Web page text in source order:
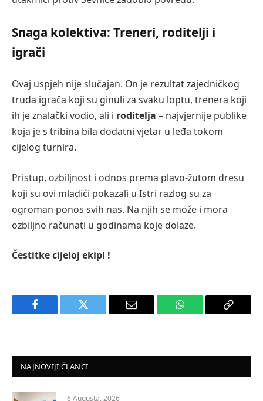
Snaga kolektiva: Treneri, roditelji i
igrači
Ovaj uspjeh nije slučajan. On je rezultat zajedničkog
truda igrača koji su ginuli za svaku loptu, trenera koji
ih je znalački vodio, ali i roditelja – najvjernije publike
koja je s tribina bila dodatni vjetar u leđa tokom
cijelog turnira.
Pristup, ozbiljnost i odnos prema plavo-žutom dresu
koji su ovi mladići pokazali u Istri razlog su za
ogroman ponos svih nas. Na njih se može i mora
ozbiljno računati u godinama koje dolaze.
Čestitke cijeloj ekipi !
Facebook Twitter Email WhatsApp Copy
NAJNOVIJI ČLANCI
6 Augusta, 2026